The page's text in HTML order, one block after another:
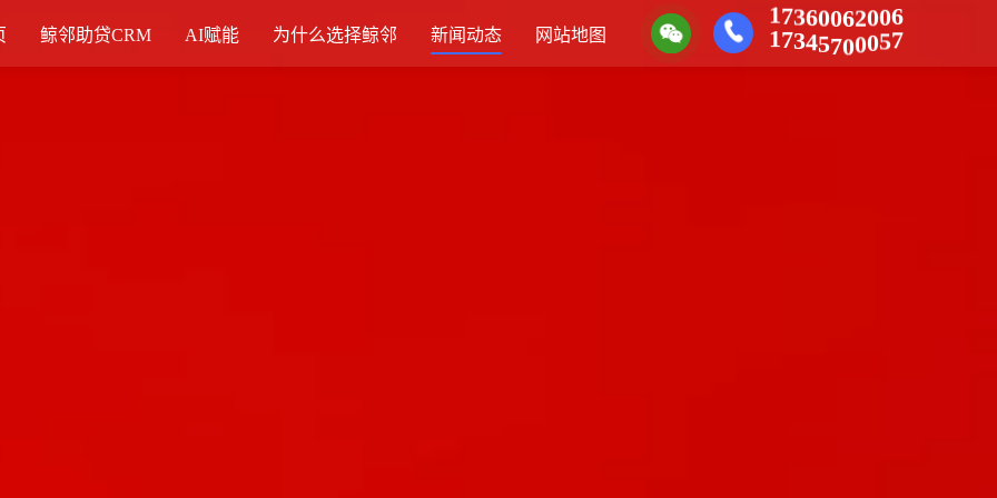
鲸邻助贷CRM AI赋能 为什么选择鲸邻 新闻动态 网站地图
17360062006
17345700057